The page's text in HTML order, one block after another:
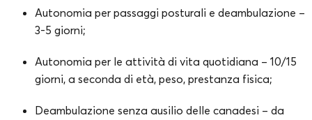
Autonomia per passaggi posturali e deambulazione –
3-5 giorni;
Autonomia per le attività di vita quotidiana – 10/15
giorni, a seconda di età, peso, prestanza fisica;
Deambulazione senza ausilio delle canadesi – da